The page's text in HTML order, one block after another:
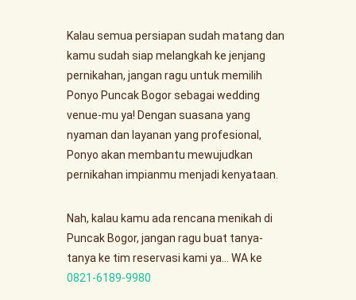
Kalau semua persiapan sudah matang dan
kamu sudah siap melangkah ke jenjang
pernikahan, jangan ragu untuk memilih
Ponyo Puncak Bogor sebagai wedding
venue-mu ya! Dengan suasana yang
nyaman dan layanan yang profesional,
Ponyo akan membantu mewujudkan
pernikahan impianmu menjadi kenyataan.
Nah, kalau kamu ada rencana menikah di
Puncak Bogor, jangan ragu buat tanya-
tanya ke tim reservasi kami ya… WA ke
‪0821‑6189‑9980‬